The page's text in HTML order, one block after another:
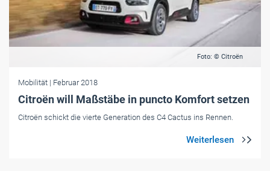
Foto: © Citroën
Mobilität | Februar 2018
Citroën will Maßstäbe in puncto Komfort setzen
Citroën schickt die vierte Generation des C4 Cactus ins Rennen.